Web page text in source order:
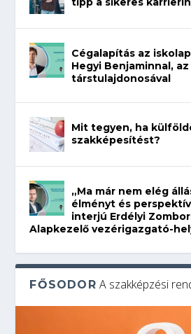
Cégalapítás az
Hegyi Benjaminnal,
társtulajdonosával
Mit tegyen, ha
szakképesítést?
„Ma már nem elég
élményt és
interjú Erdélyi
Alapkezelő vezérigazgató-
FŐSODOR A szakképzési